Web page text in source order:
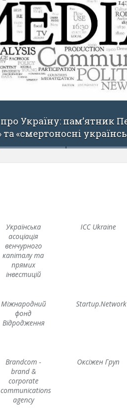
Українська
асоціація
венчурного
капіталу та
прямих
інвестицій
ICC Ukraine
Міжнародний
фонд
Відродження
Startup.Network
Brandcom -
brand &
corporate
communications
agency
Оксіжен Груп